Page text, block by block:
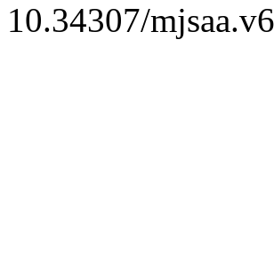
10.34307/